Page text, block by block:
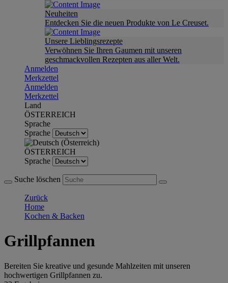
Neuheiten
Entdecken Sie die neuen Produkte von Le Creuset.
Unsere Lieblingsrezepte
Verwöhnen Sie Ihren Gaumen mit unseren
geschmackvollen Rezepten aus aller Welt.
Anmelden
Merkzettel
Anmelden
Merkzettel
Land
ÖSTERREICH
Sprache
Sprache
ÖSTERREICH
Sprache
Suche löschen
Zurück
Home
Kochen & Backen
Grillpfannen
Bereiten Sie kreative und gesunde Mahlzeiten mit unseren
hochwertigen Grillpfannen zu.